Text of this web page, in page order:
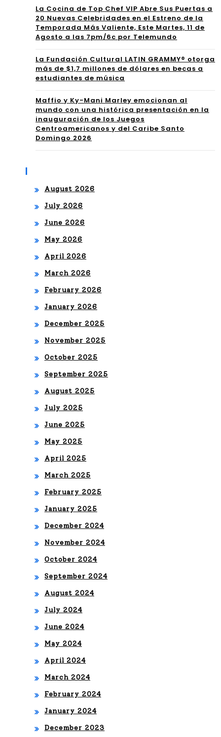
ON
AL
A
202
5
RE
GR
ES
MI
LA
DIR
EC
CIÓ
ES
par
a
un
rec
úni
co
La Cocina de Top Chef VIP Abre Sus Puertas a
20 Nuevas Celebridades en el Estreno de la
Temporada Más Valiente, Este Martes, 11 de
Agosto a las 7pm/6c por Telemundo
La Fundación Cultural LATIN GRAMMY® otorga
más de $1,7 millones de dólares en becas a
estudiantes de música
Maffio y Ky-Mani Marley emocionan al
mundo con una histórica presentación en la
inauguración de los Juegos
Centroamericanos y del Caribe Santo
Domingo 2026
August 2026
July 2026
June 2026
May 2026
April 2026
March 2026
February 2026
January 2026
December 2025
November 2025
October 2025
September 2025
August 2025
July 2025
June 2025
May 2025
April 2025
March 2025
February 2025
January 2025
December 2024
November 2024
October 2024
September 2024
August 2024
July 2024
June 2024
May 2024
April 2024
March 2024
February 2024
January 2024
December 2023